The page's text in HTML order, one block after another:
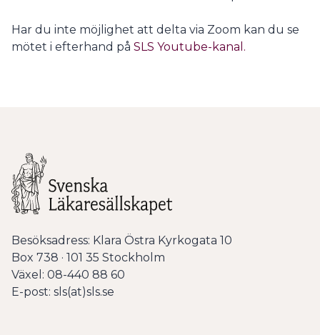
Har du inte möjlighet att delta via Zoom kan du se
mötet i efterhand på SLS Youtube-kanal.
Besöksadress: Klara Östra Kyrkogata 10
Box 738 · 101 35 Stockholm
Växel: 08-440 88 60
E-post: sls(at)sls.se